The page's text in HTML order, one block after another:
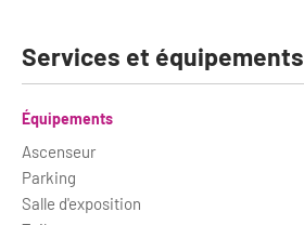
Services et équipements
Équipements
Ascenseur
Parking
Salle d'exposition